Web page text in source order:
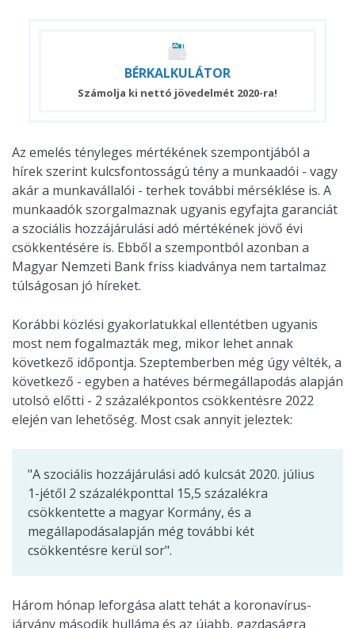
BÉRKALKULÁTOR
Számolja ki nettó jövedelmét 2020-ra!
Az emelés tényleges mértékének szempontjából a
hírek szerint kulcsfontosságú tény a munkaadói - vagy
akár a munkavállalói - terhek további mérséklése is. A
munkaadók szorgalmaznak ugyanis egyfajta garanciát
a szociális hozzájárulási adó mértékének jövő évi
csökkentésére is. Ebből a szempontból azonban a
Magyar Nemzeti Bank friss kiadványa nem tartalmaz
túlságosan jó híreket.
Korábbi közlési gyakorlatukkal ellentétben ugyanis
most nem fogalmazták meg, mikor lehet annak
következő időpontja. Szeptemberben még úgy vélték, a
következő - egyben a hatéves bérmegállapodás alapján
utolsó előtti - 2 százalékpontos csökkentésre 2022
elején van lehetőség. Most csak annyit jeleztek:
"A szociális hozzájárulási adó kulcsát 2020. július
1-jétől 2 százalékponttal 15,5 százalékra
csökkentette a magyar Kormány, és a
megállapodásalapján még további két
csökkentésre kerül sor".
Három hónap leforgása alatt tehát a koronavírus-
járvány második hulláma és az újabb, gazdaságra